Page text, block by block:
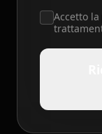
Accetto